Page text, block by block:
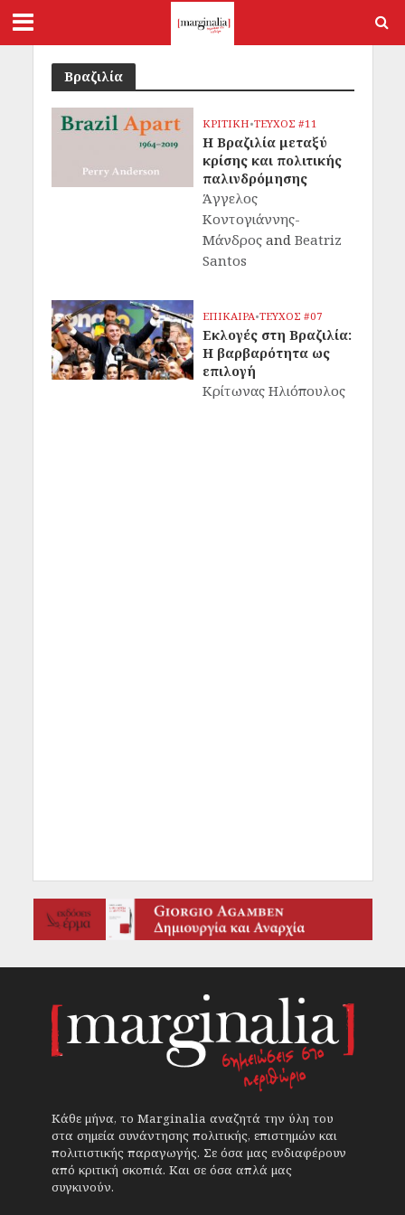
Βραζιλία
ΚΡΙΤΙΚΗ•ΤΕΥΧΟΣ #11
Η Βραζιλία μεταξύ
κρίσης και πολιτικής
παλινδρόμησης
Άγγελος
Κοντογιάννης-
Μάνδρος and Beatriz
Santos
ΕΠΙΚΑΙΡΑ•ΤΕΥΧΟΣ #07
Εκλογές στη Βραζιλία:
H βαρβαρότητα ως
επιλογή
Κρίτωνας Ηλιόπουλος
Κάθε μήνα, το Marginalia αναζητά την ύλη του
στα σημεία συνάντησης πολιτικής, επιστημών και
πολιτιστικής παραγωγής. Σε όσα μας ενδιαφέρουν
από κριτική σκοπιά. Και σε όσα απλά μας
συγκινούν.